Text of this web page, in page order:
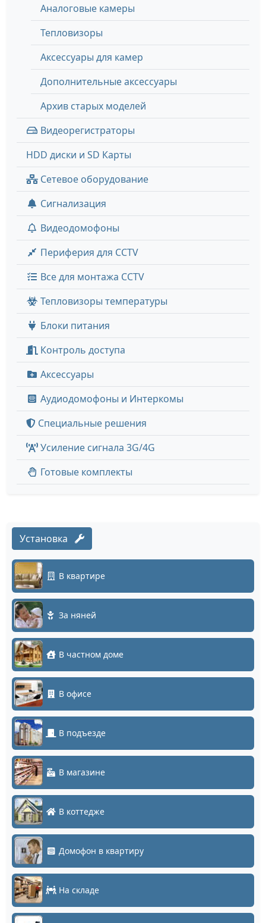
Аналоговые камеры
Тепловизоры
Аксессуары для камер
Дополнительные аксессуары
Архив старых моделей
Видеорегистраторы
HDD диски и SD Карты
Сетевое оборудование
Сигнализация
Видеодомофоны
Периферия для CCTV
Все для монтажа CCTV
Тепловизоры температуры
Блоки питания
Контроль доступа
Аксессуары
Аудиодомофоны и Интеркомы
Специальные решения
Усиление сигнала 3G/4G
Готовые комплекты
Установка
В квартире
За няней
В частном доме
В офисе
В подъезде
В магазине
В коттедже
Домофон в квартиру
На складе